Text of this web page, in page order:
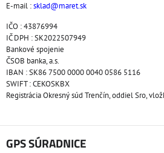
E-mail :sklad@maret.sk
IČO : 43876994
IČ DPH : SK2022507949
Bankové spojenie
ČSOB banka, a.s.
IBAN : SK86 7500 0000 0040 0586 5116
SWIFT : CEKOSKBX
Registrácia Okresný súd Trenčín, oddiel Sro,
GPS SÚRADNICE